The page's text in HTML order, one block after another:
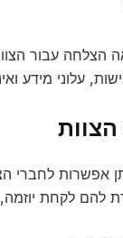
הצלחה עבור
עלוני מידע
מתן אפשרות
לקחת יוזמה,